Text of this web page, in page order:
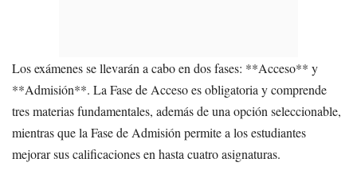
Los exámenes se llevarán a cabo en dos fases: **Acceso** y
**Admisión**. La Fase de Acceso es obligatoria y comprende
tres materias fundamentales, además de una opción seleccionable,
mientras que la Fase de Admisión permite a los estudiantes
mejorar sus calificaciones en hasta cuatro asignaturas.